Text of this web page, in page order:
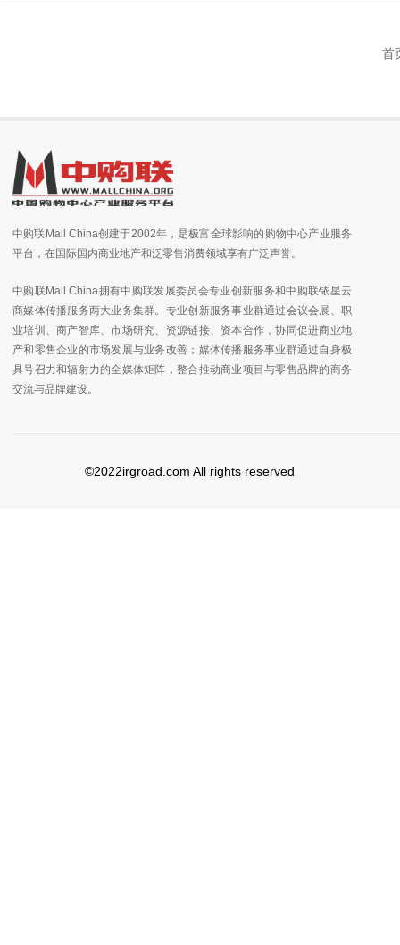
首
中购联Mall China创建于2002年，是极富全球影响的购物中心产业服务
平台，在国际国内商业地产和泛零售消费领域享有广泛声誉。
中购联Mall China拥有中购联发展委员会专业创新服务和中购联铱星云
商媒体传播服务两大业务集群。专业创新服务事业群通过会议会展、职
业培训、商产智库、市场研究、资源链接、资本合作，协同促进商业地
产和零售企业的市场发展与业务改善；媒体传播服务事业群通过自身极
具号召力和辐射力的全媒体矩阵，整合推动商业项目与零售品牌的商务
交流与品牌建设。
©2022irgroad.com All rights reserved